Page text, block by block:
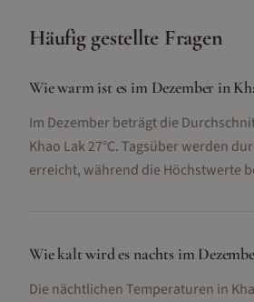
Häufig gestellte Fragen
Wie warm ist es im Dezember in
Im Dezember beträgt die
Khao Lak 27°C. Tagsüber werden
erreicht, während die Höchstwerte
Wie kalt wird es nachts im
Die nächtlichen Temperaturen in